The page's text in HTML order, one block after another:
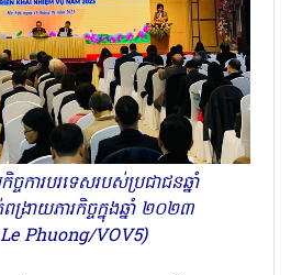
ការបរទេសរបស់ប្រជាជនឆ្នាំ
រាយភារកិច្ចក្នុងឆ្នាំ ២០២៣
Phuong/VOV5)